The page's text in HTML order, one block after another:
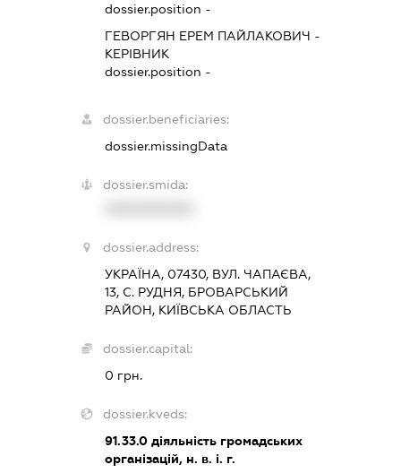
dossier.position -
ГЕВОРГЯН ЕРЕМ ПАЙЛАКОВИЧ -
КЕРІВНИК
dossier.position -
dossier.beneficiaries:
dossier.missingData
dossier.smida:
dossier.address:
УКРАЇНА, 07430, ВУЛ. ЧАПАЄВА,
13, С. РУДНЯ, БРОВАРСЬКИЙ
РАЙОН, КИЇВСЬКА ОБЛАСТЬ
dossier.capital:
0 грн.
dossier.kveds:
91.33.0діяльність громадських
організацій, н. в. і. г.